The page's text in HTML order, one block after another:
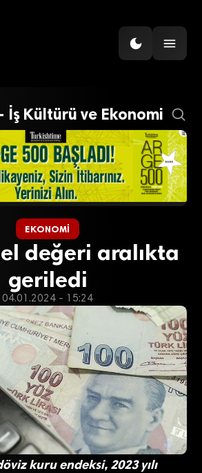
İş Kültürü ve Ekonomi
EKONOMI
değeri aralıkta
geriledi
04.01.2024 - 15:24
kuru endeksi, 2023 yılı